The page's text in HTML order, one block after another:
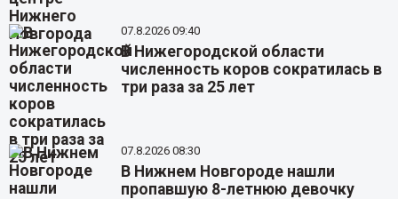
07.8.2026 09:40
В Нижегородской области
численность коров сократилась в
три раза за 25 лет
07.8.2026 08:30
В Нижнем Новгороде нашли
пропавшую 8-летнюю девочку